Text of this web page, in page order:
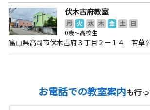
伏木古府教室
月 火 水 木 金 土
日
0歳～高校生
富山県高岡市伏木古府３丁目２－１４ 若草
お電話での教室案内も行